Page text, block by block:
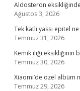
Aldosteron
Ağustos 3, 2026
Tek katlı yassı epitel
Temmuz 31, 2026
Kemik iliği eksikliğinin
Temmuz 30, 2026
Xiaomi’de özel albüm
Temmuz 29, 2026